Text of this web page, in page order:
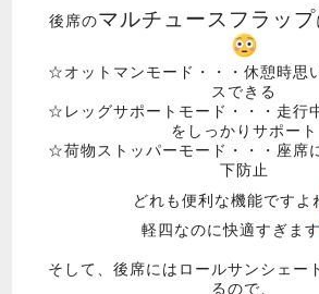
後席のマルチュースフラップ
☆オットマンモード・・・休憩時思
スできる
☆レッグサポートモード・・・走行
をしっかりサポート
☆荷物ストッパーモード・・・座席
下防止
どれも便利な機能ですよ
軽四なのに快適すぎます
そして、後席にはロールサンシェー
るので、